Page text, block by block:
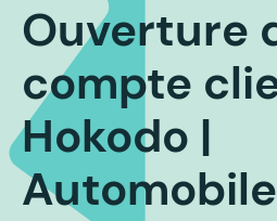
Ouverture
compte
Hokodo |
Automobile